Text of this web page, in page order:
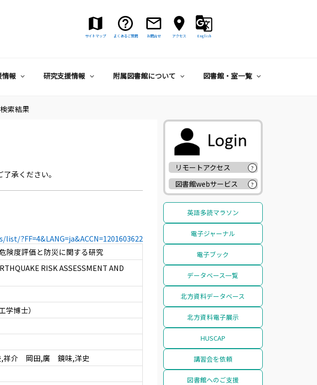
サイトマップ よくあるご質問 お問合せ アクセス English
情報 研究支援情報 附属図書館について 図書館・室一覧
索結果
承ください。
?FF=4&LANG=ja&ACCN=1201603622
険度評価と防災に関する研究
RISK ASSESSMENT AND
学博士）
,祥介 岡田,廣 鏡味,洋史
リモートアクセス ?
図書館webサービス ?
英語多読マラソン
電子ジャーナル
電子ブック
データベース一覧
北方資料データベース
北方資料電子展示
HUSCAP
講習会を依頼
図書館へのご支援